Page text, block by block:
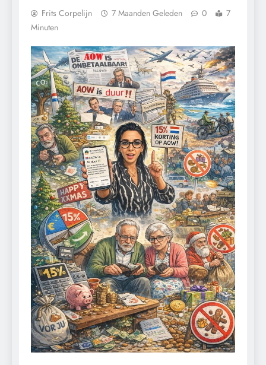
Frits Corpelijn 7 Maanden Geleden 0
7
Minuten